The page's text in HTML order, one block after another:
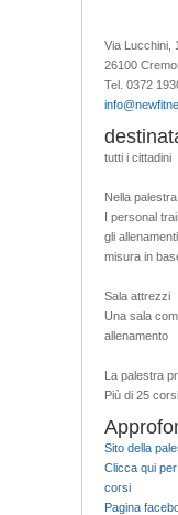
Via Lucchini,
26100
Tel. 0372
tutti i cittadini
Nella
I personal
gli
misura in
Sala attrezzi
Una sala
allenamento
La palestra
Più di 25
Sito della
Clicca qui
corsi
Pagina